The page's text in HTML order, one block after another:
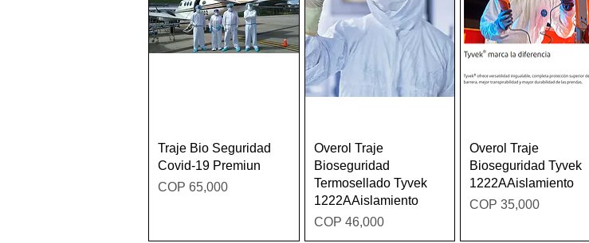
Quick View
Traje Bio Seguridad
Covid-19 Premiun
Price
COP 65,000
Quick View
Overol Traje
Bioseguridad
Termosellado Tyvek
1222AAislamiento
Price
COP 46,000
Quick View
Overol Traje
Bioseguridad Tyvek
1222AAislamiento
Price
COP 35,000